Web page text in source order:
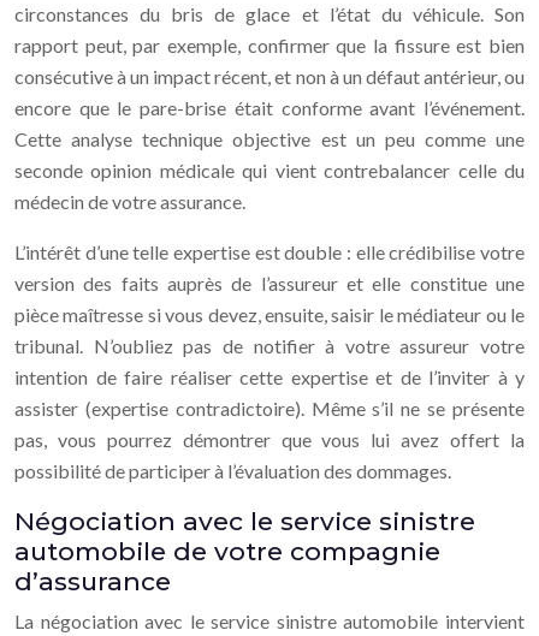
circonstances du bris de glace et l’état du véhicule. Son
rapport peut, par exemple, confirmer que la fissure est bien
consécutive à un impact récent, et non à un défaut antérieur, ou
encore que le pare-brise était conforme avant l’événement.
Cette analyse technique objective est un peu comme une
seconde opinion médicale qui vient contrebalancer celle du
médecin de votre assurance.
L’intérêt d’une telle expertise est double : elle crédibilise votre
version des faits auprès de l’assureur et elle constitue une
pièce maîtresse si vous devez, ensuite, saisir le médiateur ou le
tribunal. N’oubliez pas de notifier à votre assureur votre
intention de faire réaliser cette expertise et de l’inviter à y
assister (expertise contradictoire). Même s’il ne se présente
pas, vous pourrez démontrer que vous lui avez offert la
possibilité de participer à l’évaluation des dommages.
Négociation avec le service sinistre
automobile de votre compagnie
d’assurance
La négociation avec le service sinistre automobile intervient